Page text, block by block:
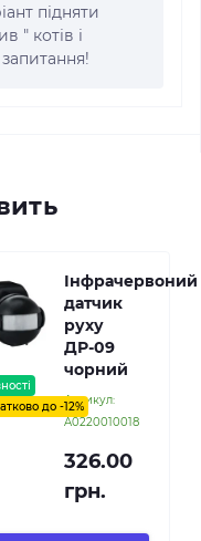
підняти
" котів і
до -12%
Інфрачервоний
датчик
руху
ДР-09
чорний
Артикул:
A0220010018
326.00
грн.